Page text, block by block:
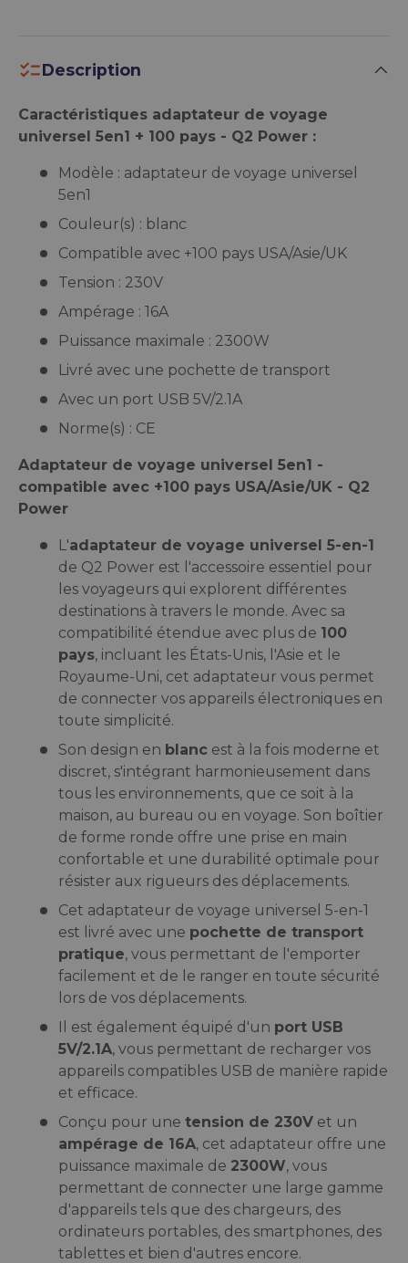
Description
Caractéristiques adaptateur de voyage
universel 5en1 + 100 pays - Q2 Power :
Modèle : adaptateur de voyage universel
5en1
Couleur(s) : blanc
Compatible avec +100 pays USA/Asie/UK
Tension : 230V
Ampérage : 16A
Puissance maximale : 2300W
Livré avec une pochette de transport
Avec un port USB 5V/2.1A
Norme(s) : CE
Adaptateur de voyage universel 5en1 -
compatible avec +100 pays USA/Asie/UK - Q2
Power
L'adaptateur de voyage universel 5-en-1
de Q2 Power est l'accessoire essentiel pour
les voyageurs qui explorent différentes
destinations à travers le monde. Avec sa
compatibilité étendue avec plus de 100
pays, incluant les États-Unis, l'Asie et le
Royaume-Uni, cet adaptateur vous permet
de connecter vos appareils électroniques en
toute simplicité.
Son design en blanc est à la fois moderne et
discret, s'intégrant harmonieusement dans
tous les environnements, que ce soit à la
maison, au bureau ou en voyage. Son boîtier
de forme ronde offre une prise en main
confortable et une durabilité optimale pour
résister aux rigueurs des déplacements.
Cet adaptateur de voyage universel 5-en-1
est livré avec une pochette de transport
pratique, vous permettant de l'emporter
facilement et de le ranger en toute sécurité
lors de vos déplacements.
Il est également équipé d'un port USB
5V/2.1A, vous permettant de recharger vos
appareils compatibles USB de manière rapide
et efficace.
Conçu pour une tension de 230V et un
ampérage de 16A, cet adaptateur offre une
puissance maximale de 2300W, vous
permettant de connecter une large gamme
d'appareils tels que des chargeurs, des
ordinateurs portables, des smartphones, des
tablettes et bien d'autres encore.